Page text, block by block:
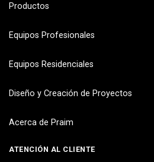
Productos
Equipos Profesionales
Equipos Residenciales
Diseño y Creación de Proyectos
Acerca de Praim
ATENCIÓN AL CLIENTE